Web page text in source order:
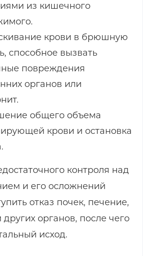
из кишечного
крови в брюшную
способное вызвать
повреждения
органов или
общего объема
крови и остановка
контроля над
и его осложнений
отказ почек, печение,
органов, после чего
исход.